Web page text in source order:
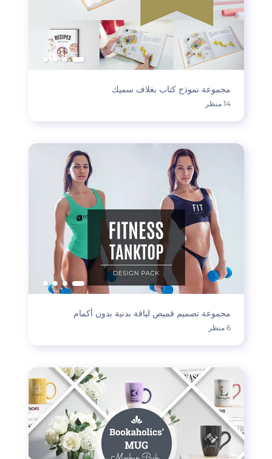
مجموعة نموذج كتاب بغلاف سميك
14 منظر
مجموعة تصميم قميص لياقة بدنية بدون أكمام
6 منظر